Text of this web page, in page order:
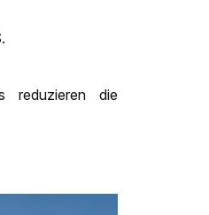
reduzieren die